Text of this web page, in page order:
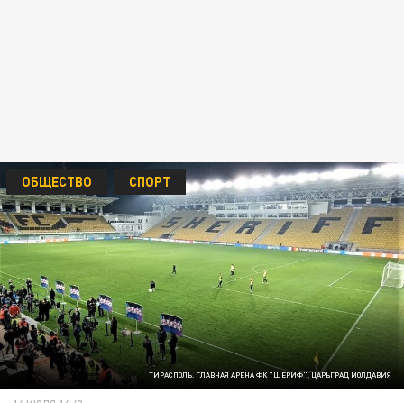
ТИРАСПОЛЬ. ГЛАВНАЯ АРЕНА ФК "ШЕРИФ". ЦАРЬГРАД МОЛДАВИЯ
ОБЩЕСТВО СПОРТ